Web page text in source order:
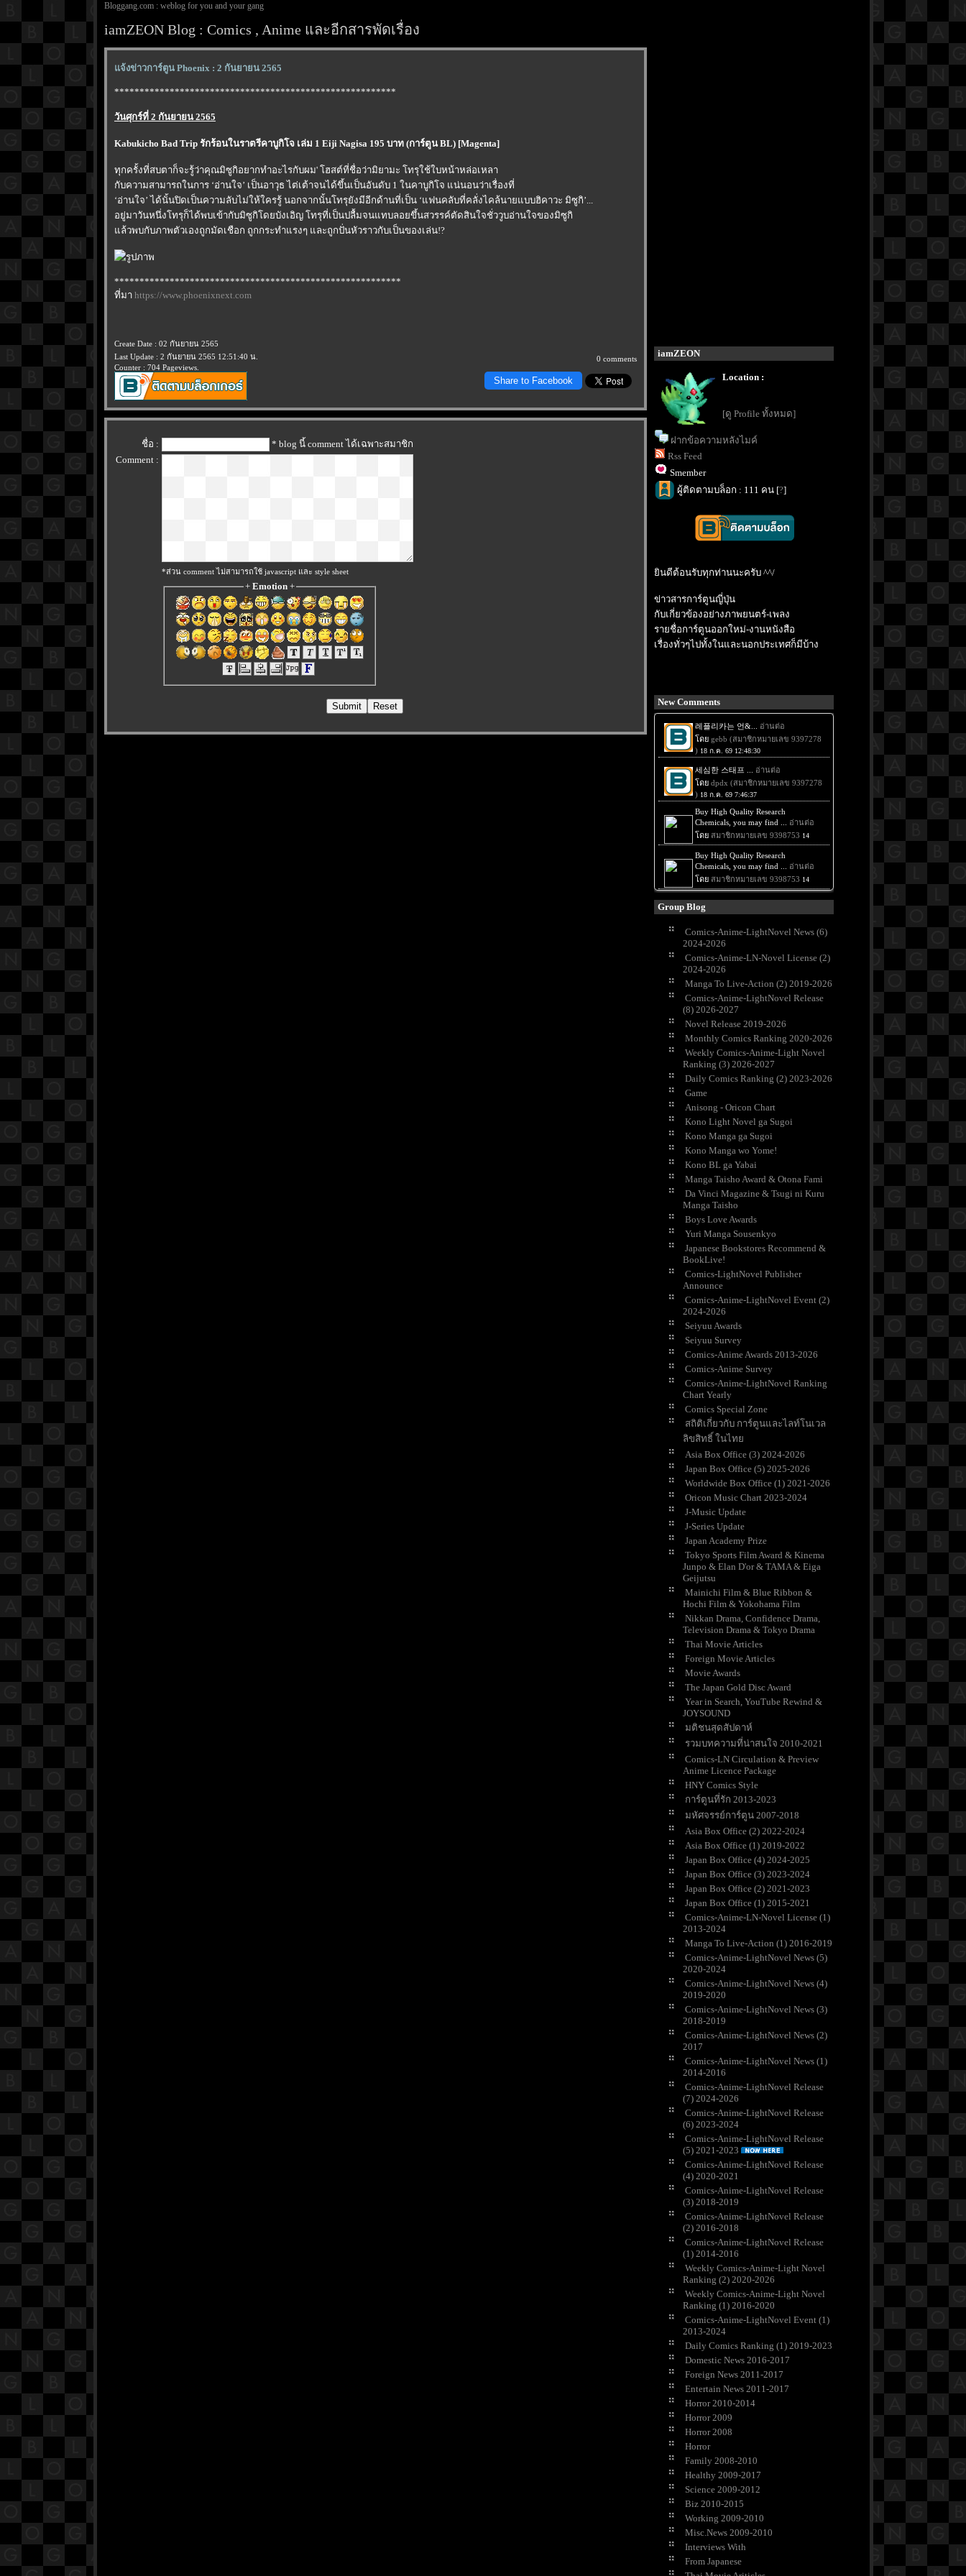
Bloggang.com : weblog for you and your gang
iamZEON Blog : Comics , Anime และอีกสารพัดเรื่อง
จ้งข่าวการ์ตูน Phoenix : 2 กันยายน 2565
********************************************************
วันศุกร์ที่ 2 กันยายน 2565
Kabukicho Bad Trip รักร้อนในราตรีคาบูกิโจ เล่ม 1 Eiji Nagisa 195 บาท (การ์ตูน BL) [Magenta]
ทุกครั้งที่สบตาก็จะรู้ว่าคุณมิซูกิอยากทำอะไรกับผม' โฮสต์ที่ชื่อว่ามิยามะ โทรุใช้ใบหน้าหล่อเหลา
กับความสามารถในการ ‘อ่านใจ’ เป็นอาวุธ ไต่เต้าจนได้ขึ้นเป็นอันดับ 1 ในคาบูกิโจ แน่นอนว่าเรื่องที่
‘อ่านใจ’ ได้นั้นปิดเป็นความลับไม่ให้ใครรู้ นอกจากนั้นโทรุยังมีอีกด้านที่เป็น ‘แฟนคลับที่คลั่งไคล้นายแบบฮิคาวะ มิซูกิ’...
อยู่มาวันหนึ่งโทรุก็ได้พบเข้ากับมิซูกิโดยบังเอิญ โทรุที่เป็นปลื้มจนแทบลอยขึ้นสวรรค์ตัดสินใจชั่ววูบอ่านใจของมิซูกิ
ล้วพบกับภาพตัวเองถูกมัดเชือก ถูกกระทำแรงๆ และถูกปั่นหัวราวกับเป็นของเล่น!?
*********************************************************
ที่มา https://www.phoenixnext.com
Create Date : 02 กันยายน 2565
Last Update : 2 กันยายน 2565 12:51:40 น.
Counter : 704 Pageviews.
0 comments
Share to Facebook
ชื่อ :
* blog นี้ comment ได้เฉพาะสมาชิก
Comment :
*ส่วน comment ไม่สามารถใช้ javascript และ style sheet
+ Emotion+
iamZEON
Location :
[ดู Profile ทั้งหมด]
ฝากข้อความหลังไมค์
Rss Feed
Smember
ผู้ติดตามบล็อก : 111 คน [?]
ินดีต้อนรับทุกท่านนะครับ ^^/
ข่าวสารการ์ตูนญี่ปุ่น
กับเกี่ยวข้องอย่างภาพยนตร์-เพลง
รายชื่อการ์ตูนออกใหม่-งานหนังสือ
เรื่องทั่วๆไปทั้งในและนอกประเทศก็มีบ้าง
New Comments
Group Blog
Comics-Anime-LightNovel News (6)
2024-2026
Comics-Anime-LN-Novel License (2)
2024-2026
Manga To Live-Action (2) 2019-2026
Comics-Anime-LightNovel Release
(8) 2026-2027
Novel Release 2019-2026
Monthly Comics Ranking 2020-2026
Weekly Comics-Anime-Light Novel
Ranking (3) 2026-2027
Daily Comics Ranking (2) 2023-2026
Game
Anisong - Oricon Chart
Kono Light Novel ga Sugoi
Kono Manga ga Sugoi
Kono Manga wo Yome!
Kono BL ga Yabai
Manga Taisho Award & Otona Fami
Da Vinci Magazine & Tsugi ni Kuru
Manga Taisho
Boys Love Awards
Yuri Manga Sousenkyo
Japanese Bookstores Recommend &
BookLive!
Comics-LightNovel Publisher
Announce
Comics-Anime-LightNovel Event (2)
2024-2026
Seiyuu Awards
Seiyuu Survey
Comics-Anime Awards 2013-2026
Comics-Anime Survey
Comics-Anime-LightNovel Ranking
Chart Yearly
Comics Special Zone
สถิติเกี่ยวกับ การ์ตูนและไลท์โนเวล
ลิขสิทธิ์ ในไท
Asia Box Office (3) 2024-2026
Japan Box Office (5) 2025-2026
Worldwide Box Office (1) 2021-2026
Oricon Music Chart 2023-2024
J-Music Update
J-Series Update
Japan Academy Prize
Tokyo Sports Film Award & Kinema
Junpo & Elan D'or & TAMA & Eiga
Geijutsu
Mainichi Film & Blue Ribbon &
Hochi Film & Yokohama Film
Nikkan Drama, Confidence Drama,
Television Drama & Tokyo Drama
Thai Movie Articles
Foreign Movie Articles
Movie Awards
The Japan Gold Disc Award
Year in Search, YouTube Rewind &
JOYSOUND
มติชนสุดสัปดาห์
รวมบทความที่น่าสนใจ 2010-2021
Comics-LN Circulation & Preview
Anime Licence Package
HNY Comics Style
การ์ตูนที่รัก 2013-2023
มหัศจรรย์การ์ตูน 2007-2018
Asia Box Office (2) 2022-2024
Asia Box Office (1) 2019-2022
Japan Box Office (4) 2024-2025
Japan Box Office (3) 2023-2024
Japan Box Office (2) 2021-2023
Japan Box Office (1) 2015-2021
Comics-Anime-LN-Novel License (1)
2013-2024
Manga To Live-Action (1) 2016-2019
Comics-Anime-LightNovel News (5)
2020-2024
Comics-Anime-LightNovel News (4)
2019-2020
Comics-Anime-LightNovel News (3)
2018-2019
Comics-Anime-LightNovel News (2)
2017
Comics-Anime-LightNovel News (1)
2014-2016
Comics-Anime-LightNovel Release
(7) 2024-2026
Comics-Anime-LightNovel Release
(6) 2023-2024
Comics-Anime-LightNovel Release
(5) 2021-2023
Comics-Anime-LightNovel Release
(4) 2020-2021
Comics-Anime-LightNovel Release
(3) 2018-2019
Comics-Anime-LightNovel Release
(2) 2016-2018
Comics-Anime-LightNovel Release
(1) 2014-2016
Weekly Comics-Anime-Light Novel
Ranking (2) 2020-2026
Weekly Comics-Anime-Light Novel
Ranking (1) 2016-2020
Comics-Anime-LightNovel Event (1)
2013-2024
Daily Comics Ranking (1) 2019-2023
Domestic News 2016-2017
Foreign News 2011-2017
Entertain News 2011-2017
Horror 2010-2014
Horror 2009
Horror 2008
Horror
Family 2008-2010
Healthy 2009-2017
Science 2009-2012
Biz 2010-2015
Working 2009-2010
Misc.News 2009-2010
Interviews With
From Japanese